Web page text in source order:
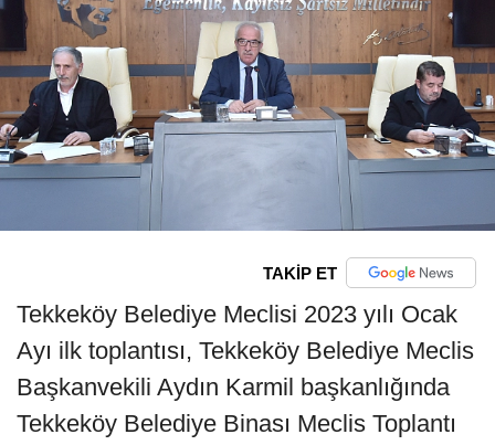
TAKİP ET
Tekkeköy Belediye Meclisi 2023 yılı Ocak
Ayı ilk toplantısı, Tekkeköy Belediye Meclis
Başkanvekili Aydın Karmil başkanlığında
Tekkeköy Belediye Binası Meclis Toplantı